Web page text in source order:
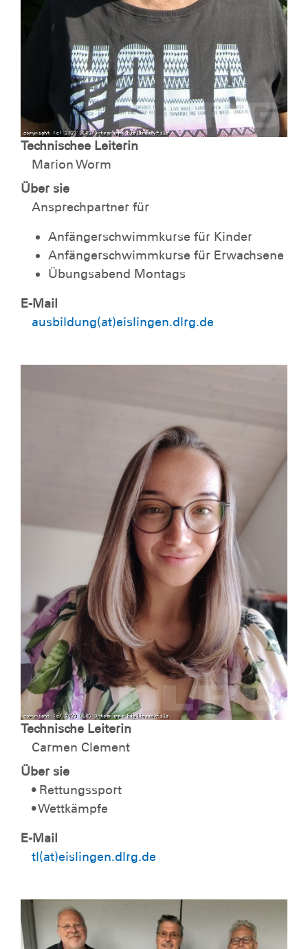
Technischee Leiterin
Marion Worm
Über sie
Ansprechpartner für
Anfängerschwimmkurse für Kinder
Anfängerschwimmkurse für Erwachsene
Übungsabend Montags
E-Mail
ausbildung(at)eislingen.dlrg.de
Technische Leiterin
Carmen Clement
Über sie
• Rettungssport
• Wettkämpfe
E-Mail
tl(at)eislingen.dlrg.de